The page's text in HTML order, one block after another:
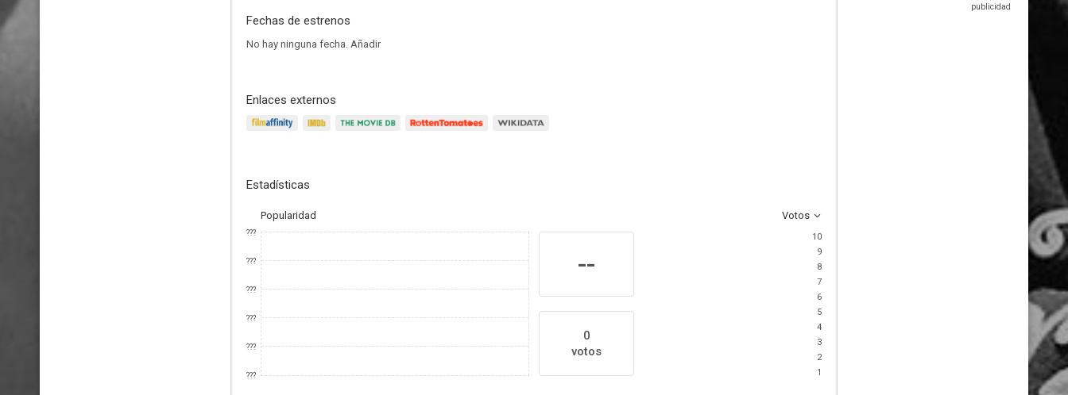
Fechas de estrenos
No hay ninguna fecha. Añadir
Enlaces externos
Estadísticas
Popularidad Votos
???
???
???
???
???
???
--
0
votos
10
9
8
7
6
5
4
3
2
1